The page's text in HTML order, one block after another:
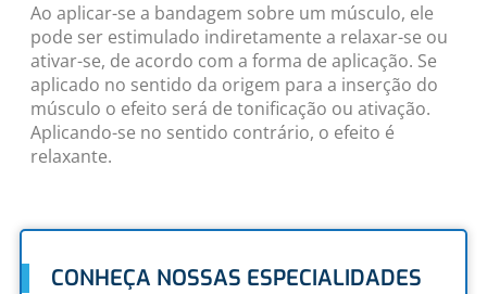
CONHEÇA NOSSAS ESPECIALIDADES
Ao aplicar-se a bandagem sobre um músculo, ele
pode ser estimulado indiretamente a relaxar-se ou
ativar-se, de acordo com a forma de aplicação. Se
aplicado no sentido da origem para a inserção do
músculo o efeito será de tonificação ou ativação.
Aplicando-se no sentido contrário, o efeito é
relaxante.